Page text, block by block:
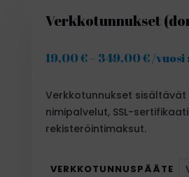
Verkkotunnukset
19,00€– 349,00€
-
/vuosi
Verkkotunnukset sisältävät
nimipalvelut, SSL-
rekisteröintimaksut.
VERKKOTUNNUSPÄÄTE